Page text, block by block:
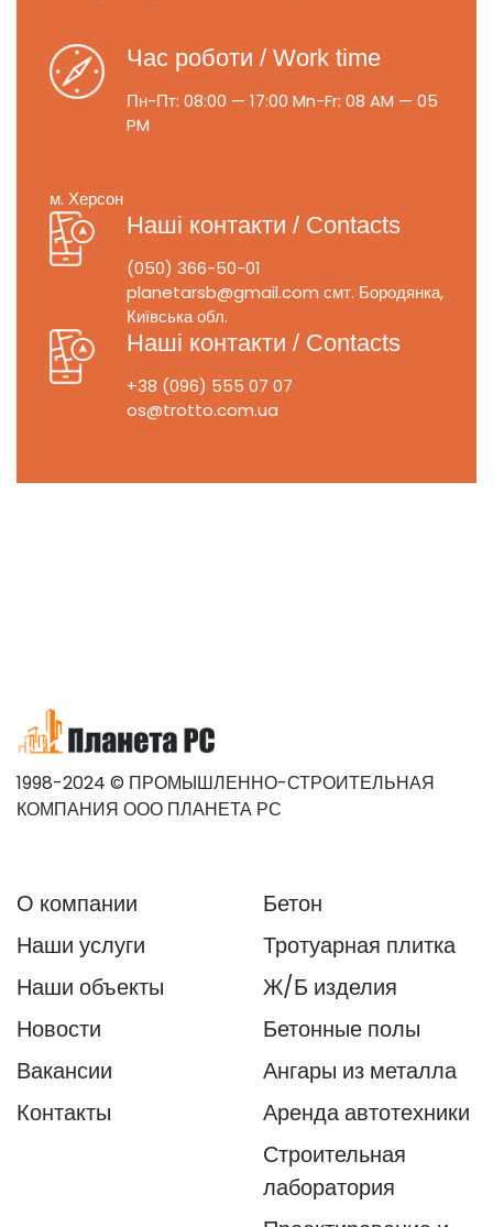
Час роботи / Work time
Пн-Пт: 08:00 — 17:00 Mn-Fr: 08 AM — 05
PM
м. Херсон
Наші контакти / Contacts
(050) 366-50-01
planetarsb@gmail.com смт. Бородянка,
Київська обл.
Наші контакти / Contacts
+38 (096) 555 07 07
os@trotto.com.ua
1998-2024 © ПРОМЫШЛЕННО-СТРОИТЕЛЬНАЯ
КОМПАНИЯ ООО ПЛАНЕТА РС
О компании
Наши услуги
Наши объекты
Новости
Вакансии
Контакты
Бетон
Тротуарная плитка
Ж/Б изделия
Бетонные полы
Ангары из металла
Аренда автотехники
Строительная
лаборатория